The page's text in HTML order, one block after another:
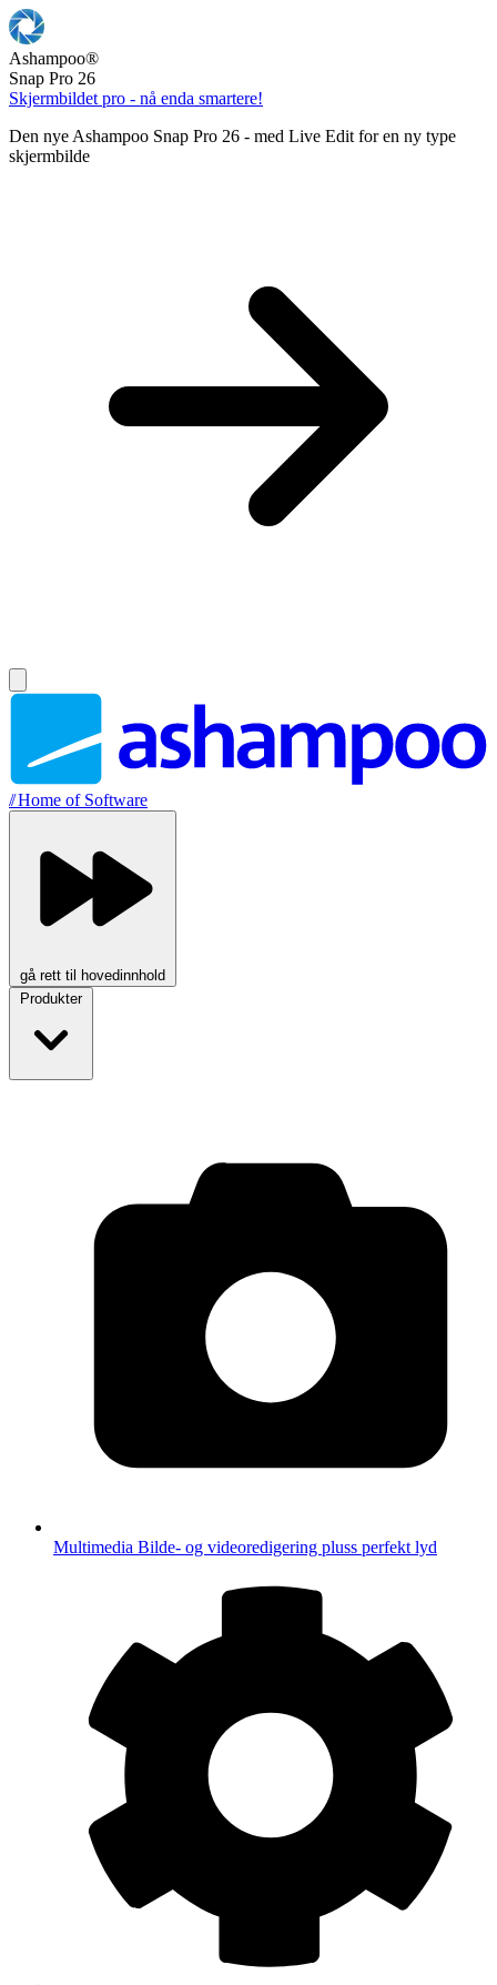
Ashampoo®
Snap Pro 26
Skjermbildet pro - nå enda smartere!
Den nye Ashampoo Snap Pro 26 - med Live Edit for en ny type
skjermbilde
//Home of Software
gå rett til hovedinnhold
Produkter
Multimedia Bilde- og videoredigering pluss perfekt lyd